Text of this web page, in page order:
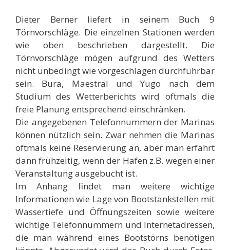
Dieter Berner liefert in seinem Buch 9
Törnvorschläge. Die einzelnen Stationen werden
wie oben beschrieben dargestellt. Die
Törnvorschläge mögen aufgrund des Wetters
nicht unbedingt wie vorgeschlagen durchführbar
sein. Bura, Maestral und Yugo nach dem
Studium des Wetterberichts wird oftmals die
freie Planung entsprechend einschränken.
Die angegebenen Telefonnummern der Marinas
können nützlich sein. Zwar nehmen die Marinas
oftmals keine Reservierung an, aber man erfährt
dann frühzeitig, wenn der Hafen z.B. wegen einer
Veranstaltung ausgebucht ist.
Im Anhang findet man weitere wichtige
Informationen wie Lage von Bootstankstellen mit
Wassertiefe und Öffnungszeiten sowie weitere
wichtige Telefonnummern und Internetadressen,
die man während eines Bootstörns benötigen